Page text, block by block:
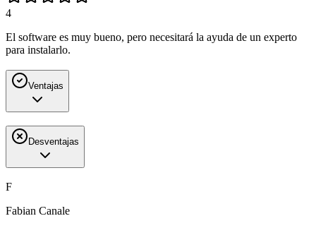
4
El software es muy bueno, pero necesitará la ayuda de un experto
para instalarlo.
Ventajas
Desventajas
F
Fabian Canale